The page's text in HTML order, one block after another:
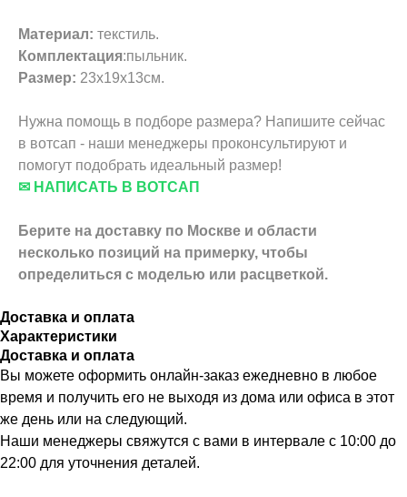
Материал: текстиль.
Комплектация:пыльник.
Размер: 23х19х13см.
Нужна помощь в подборе размера? Напишите сейчас
в вотсап - наши менеджеры проконсультируют и
помогут подобрать идеальный размер!
✉ НАПИСАТЬ В ВОТСАП
Берите на доставку по Москве и области
несколько позиций на примерку, чтобы
определиться с моделью или расцветкой.
Доставка и оплата
Характеристики
Доставка и оплата
Вы можете оформить онлайн-заказ ежедневно в любое
время и получить его не выходя из дома или офиса в этот
же день или на следующий.
Наши менеджеры свяжутся с вами в интервале с 10:00 до
22:00 для уточнения деталей.